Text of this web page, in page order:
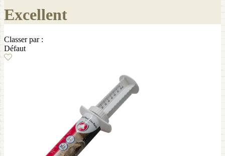
Excellent
Classer par :
Défaut